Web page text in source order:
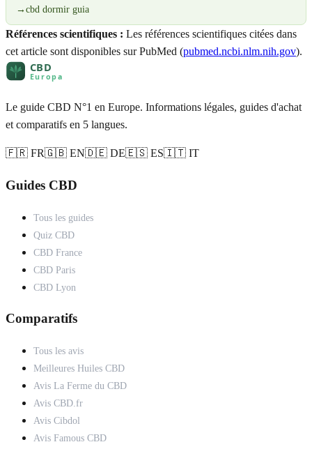
→ cbd dormir guia
Références scientifiques : Les références scientifiques citées dans
cet article sont disponibles sur PubMed (pubmed.ncbi.nlm.nih.gov).
Le guide CBD N°1 en Europe. Informations légales, guides d'achat
et comparatifs en 5 langues.
🇫🇷 FR🇬🇧 EN🇩🇪 DE🇪🇸 ES🇮🇹 IT
Guides CBD
Tous les guides
Quiz CBD
CBD France
CBD Paris
CBD Lyon
Comparatifs
Tous les avis
Meilleures Huiles CBD
Avis La Ferme du CBD
Avis CBD.fr
Avis Cibdol
Avis Famous CBD